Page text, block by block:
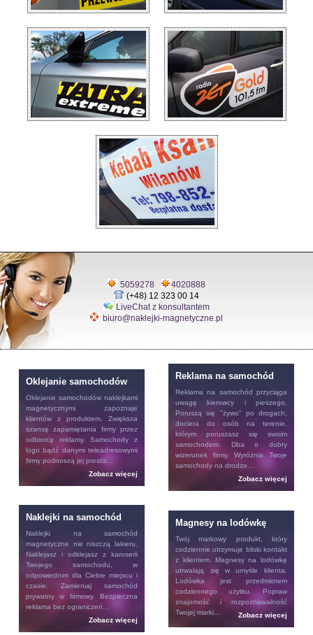
5059278
4020888
(+48) 12 323 00 14
LiveChat z konsultantem
biuro@naklejki-magnetyczne.pl
Oklejanie samochodów
Oklejanie samochodów naklejkami
magnetycznymi zapoznaje
klientów z produktem. Zwiększa
szansę zapamiętania firmy przez
odbiorcę reklamy. Samochody z
logo bądź danymi teleadresowymi
firmy podnoszą jej prestiż...
Zobacz więcej
Reklama na samochód
Reklama na samochód przyciąga
uwagę kierowcy i pieszego.
Poruszą się "żywo" po drogach,
dociera do osób na terenie,
którym poruszasz się swoim
samochodem. Dba o dobry
wizerunek firmy. Wyróżnia Twoje
samochody na drodze...
Zobacz więcej
Naklejki na samochód
Naklejki na samochód
magnetyczne nie niszczą lakieru.
Naklejasz i odklejasz z karoserii
Twojego samochodu, w
odpowiednim dla Ciebie miejscu i
czasie. Zamieniaj samochód
prywatny w firmowy. Bezpieczna
reklama bez ograniczeń...
Zobacz więcej
Magnesy na lodówkę
Twój markowy produkt, który
codziennie utrzymuje bliski kontakt
z klientem. Magnesy na lodówkę
utrwalają się w umyśle klienta.
Lodówka jest przedmiotem
codziennego użytku. Popraw
znajomość i rozpoznawalność
Twojej marki...
Zobacz więcej